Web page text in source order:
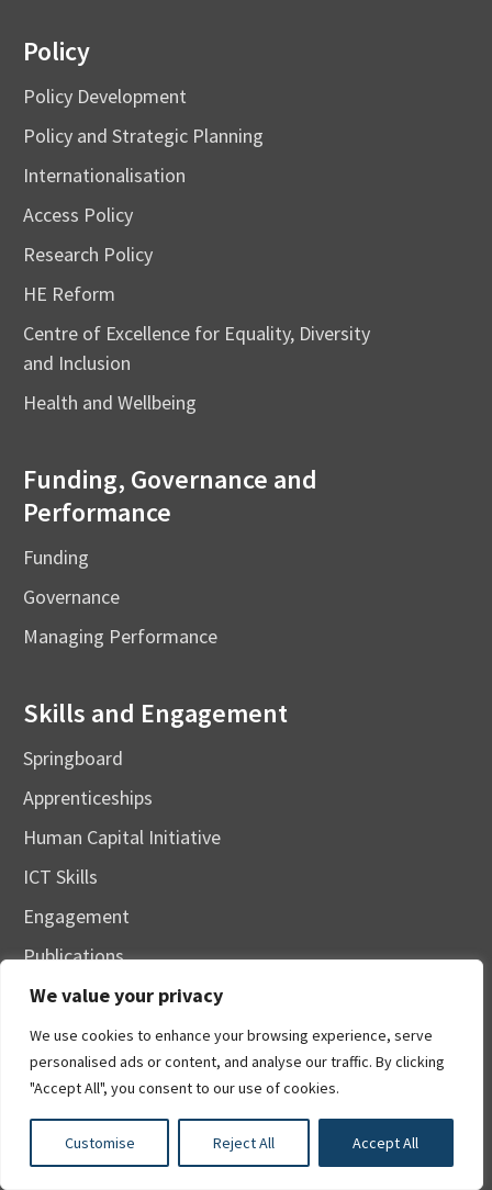
We value your privacy
We use cookies to enhance your browsing experience, serve
personalised ads or content, and analyse our traffic. By clicking
"Accept All", you consent to our use of cookies.
Customise Reject All Accept All
Policy
Policy Development
Policy and Strategic Planning
Internationalisation
Access Policy
Research Policy
HE Reform
Centre of Excellence for Equality, Diversity
and Inclusion
Health and Wellbeing
Funding, Governance and
Performance
Funding
Governance
Managing Performance
Skills and Engagement
Springboard
Apprenticeships
Human Capital Initiative
ICT Skills
Engagement
Publications
Contacts
Entrepreneurship
Statistics
Overview